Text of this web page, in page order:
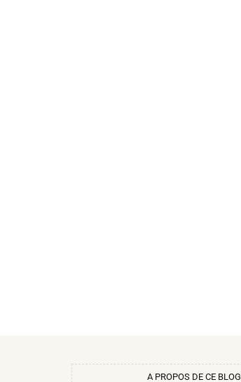
A PROPOS DE CE BLOG​